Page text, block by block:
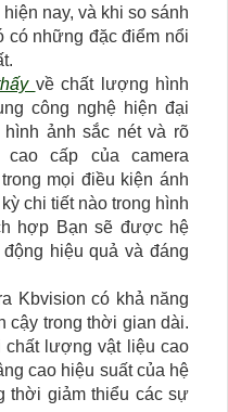
nay, và khi so sánh
có những đặc điểm nổi
về chất lượng hình
công nghệ hiện đại
ảnh sắc nét và rõ
cấp của camera
mọi điều kiện ánh
chi tiết nào trong hình
hợp Bạn sẽ được hệ
hiệu quả và đáng
Kbvision có khả năng
cậy trong thời gian dài.
lượng vật liệu cao
cao hiệu suất của hệ
thời giảm thiểu các sự